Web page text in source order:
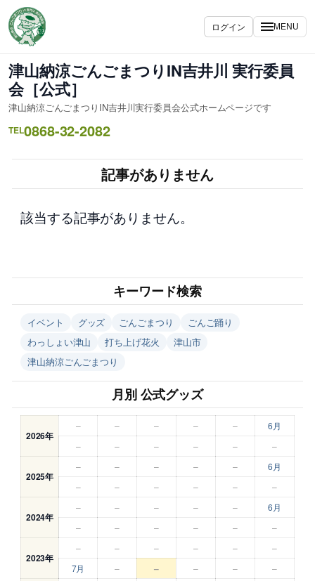
容
を
ス
キ
ッ
プ
ログイン MENU
津山納涼ごんごまつりIN吉井川 実行委員
会［公式］
津山納涼ごんごまつりIN吉井川実行委員会公式ホームページです
TEL0868-32-2082
記事がありません
該当する記事がありません。
キーワード検索
イベント グッズ ごんごまつり
ごんご踊り
わっしょい津山
打ち上げ花火
津山市
津山納涼ごんごまつり
月別 公式グッズ
2026年
– – – – –
6月
–
– – – – –
2025年
– – – – –
6月
–
– – – – –
2024年
– – – – –
6月
–
– – – – –
2023年
– – – – –
–
7月
– – – – –